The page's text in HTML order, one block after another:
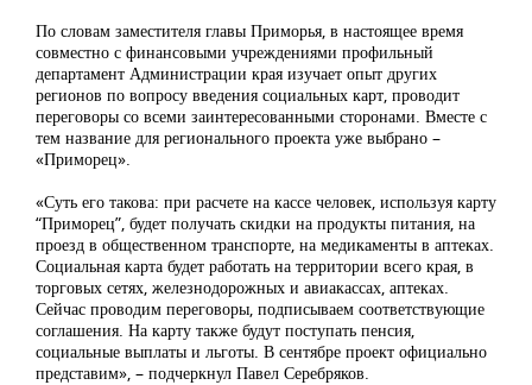
По словам заместителя главы Приморья, в настоящее время
совместно с финансовыми учреждениями профильный
департамент Администрации края изучает опыт других
регионов по вопросу введения социальных карт, проводит
переговоры со всеми заинтересованными сторонами. Вместе с
тем название для регионального проекта уже выбрано –
«Приморец».
«Суть его такова: при расчете на кассе человек, используя карту
“Приморец”, будет получать скидки на продукты питания, на
проезд в общественном транспорте, на медикаменты в аптеках.
Социальная карта будет работать на территории всего края, в
торговых сетях, железнодорожных и авиакассах, аптеках.
Сейчас проводим переговоры, подписываем соответствующие
соглашения. На карту также будут поступать пенсия,
социальные выплаты и льготы. В сентябре проект официально
представим», – подчеркнул Павел Серебряков.